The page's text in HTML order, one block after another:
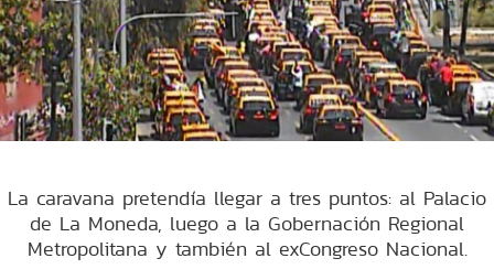
La caravana pretendía llegar a tres puntos: al Palacio
de La Moneda, luego a la Gobernación Regional
Metropolitana y también al exCongreso Nacional.